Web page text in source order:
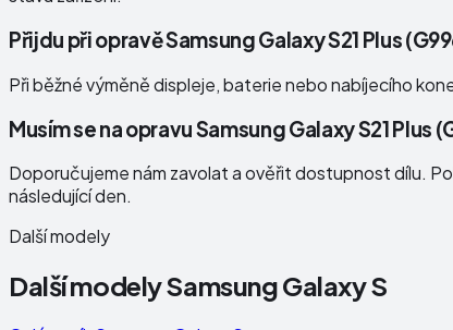
Přijdu při opravě Samsung Galaxy S21 Plus
Při běžné výměně displeje, baterie nebo nabíjecího
Musím se na opravu Samsung Galaxy S21 Plus
Doporučujeme nám zavolat a ověřit dostupnost dílu.
následující den.
Další modely
Další modelySamsung Galaxy S